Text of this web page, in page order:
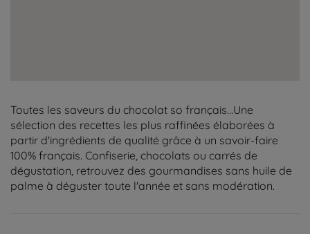
Toutes les saveurs du chocolat so français…Une
sélection des recettes les plus raffinées élaborées à
partir d'ingrédients de qualité grâce à un savoir-faire
100% français. Confiserie, chocolats ou carrés de
dégustation, retrouvez des gourmandises sans huile de
palme à déguster toute l'année et sans modération.